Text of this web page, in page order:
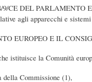
CE DEL PARLAMENTO
agli apparecchi e
EUROPEO E IL
istituisce la Comunità
della Commissione (1),